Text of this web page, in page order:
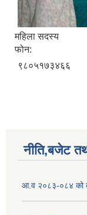
महिला सदस्य
फोन:
९८०५१७३४६६
नीति,बजेट
आ.व २०८३-०८४ को